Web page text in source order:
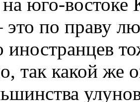
юго-востоке
это по праву
иностранцев
так какой же